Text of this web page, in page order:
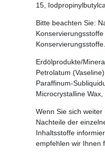
15,
Bitte beachten Sie:
Konservierungsstoffe.
Erdölprodukte/
Petrolatum
Paraffinum-
Microcrystalline Wax,
Wenn Sie sich
Nachteile der
Inhaltsstoffe
empfehlen wir Ihnen